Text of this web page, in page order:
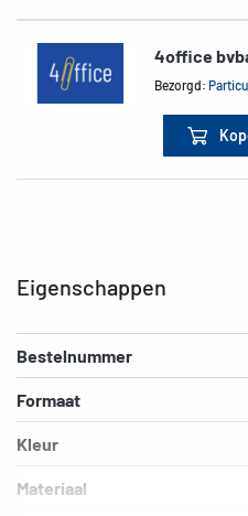
4office
Bezorgd:
Eigenschappen
Bestelnummer
Formaat
Kleur
Materiaal